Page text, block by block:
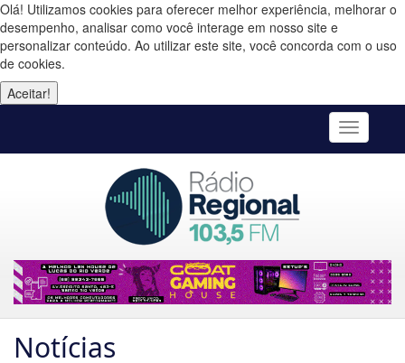
Olá! Utilizamos cookies para oferecer melhor experiência, melhorar o
desempenho, analisar como você interage em nosso site e
personalizar conteúdo. Ao utilizar este site, você concorda com o uso
de cookies.
Aceitar!
Toggle
Notícias